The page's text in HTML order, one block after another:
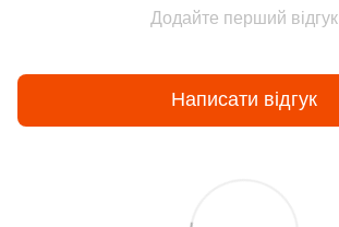
Додайте перший відгук
Написати відгук